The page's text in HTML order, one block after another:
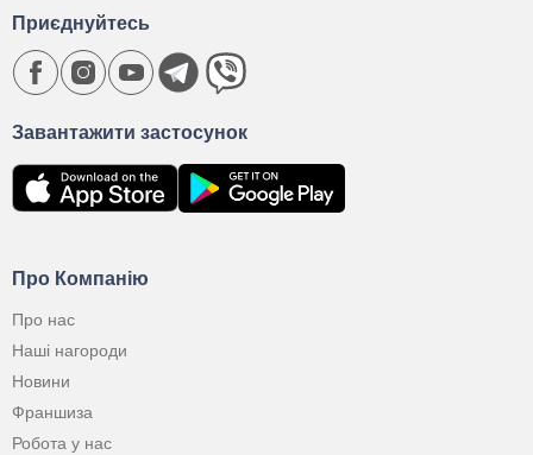
Про Компанію
Про нас
Наші нагороди
Новини
Франшиза
Робота у нас
Завантажити застосунок
Приєднуйтесь